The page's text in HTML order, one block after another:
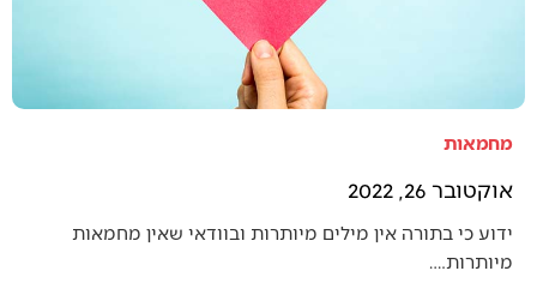
מחמאות
אוקטובר 26, 2022
ידוע כי בתורה אין מילים מיותרות ובוודאי שאין מחמאות
מיותרות.…